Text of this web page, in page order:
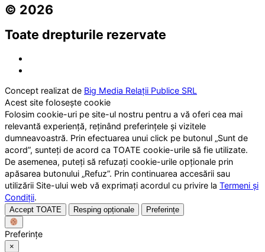
© 2026
Toate drepturile rezervate
Concept realizat de Big Media Relații Publice SRL
Acest site folosește cookie
Folosim cookie-uri pe site-ul nostru pentru a vă oferi cea mai
relevantă experiență, reținând preferințele și vizitele
dumneavoastră. Prin efectuarea unui click pe butonul „Sunt de
acord”, sunteți de acord ca TOATE cookie-urile să fie utilizate.
De asemenea, puteți să refuzați cookie-urile opționale prin
apăsarea butonului „Refuz”. Prin continuarea accesării sau
utilizării Site-ului web vă exprimați acordul cu privire la Termeni și
Condiții.
Accept TOATE Resping opționale Preferințe
Preferințe
×